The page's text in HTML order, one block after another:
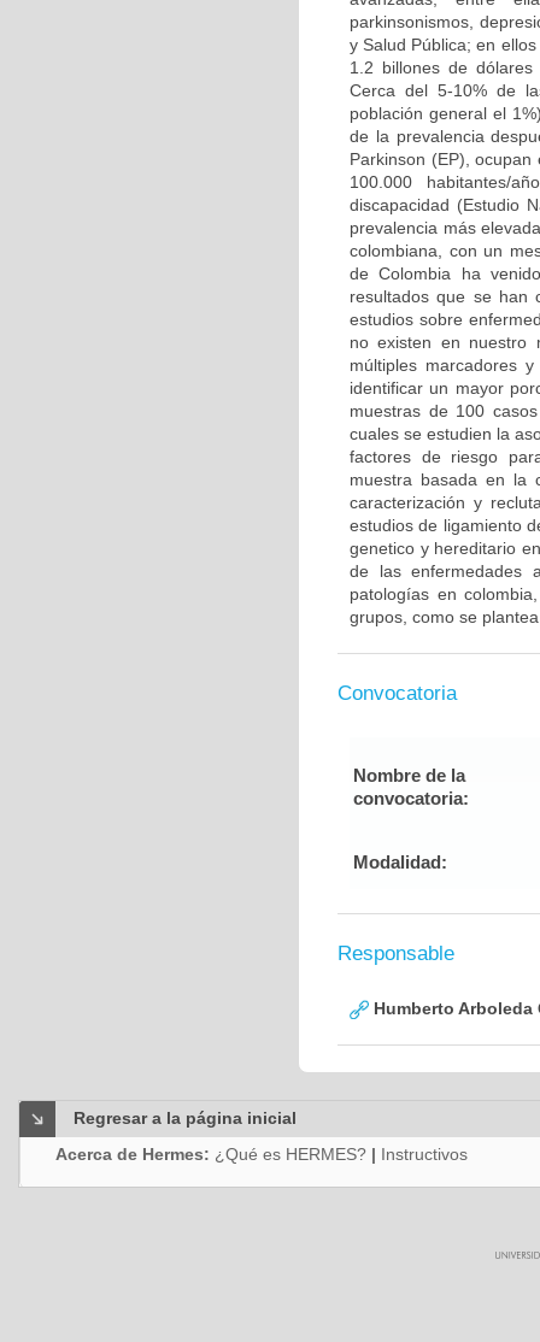
parkinsonismos,
y Salud Pública; en
1.2 billones de
Cerca del 5-10% de
población general el
de la prevalencia
Parkinson (EP),
100.000 habitantes/
discapacidad (Estudio
prevalencia más
colombiana, con un
de Colombia ha
resultados que se han
estudios sobre
no existen en nuestro
múltiples marcadores
identificar un mayor
muestras de 100
cuales se estudien la
factores de riesgo
muestra basada en la
caracterización y
estudios de ligamiento
genetico y hereditario
de las enfermedades
patologías en
grupos, como se
Convocatoria
Nombre de la
convocatoria:
Modalidad:
Responsable
Humberto Arboleda
Regresar a la página inicial
Acerca de Hermes: ¿Qué es HERMES? | Instructivos